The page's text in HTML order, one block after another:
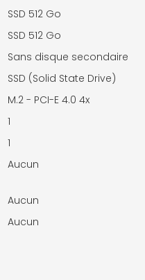
SSD 512 Go
SSD 512 Go
Sans disque secondaire
SSD (Solid State Drive)
M.2 - PCI-E 4.0 4x
1
1
Aucun
Aucun
Aucun